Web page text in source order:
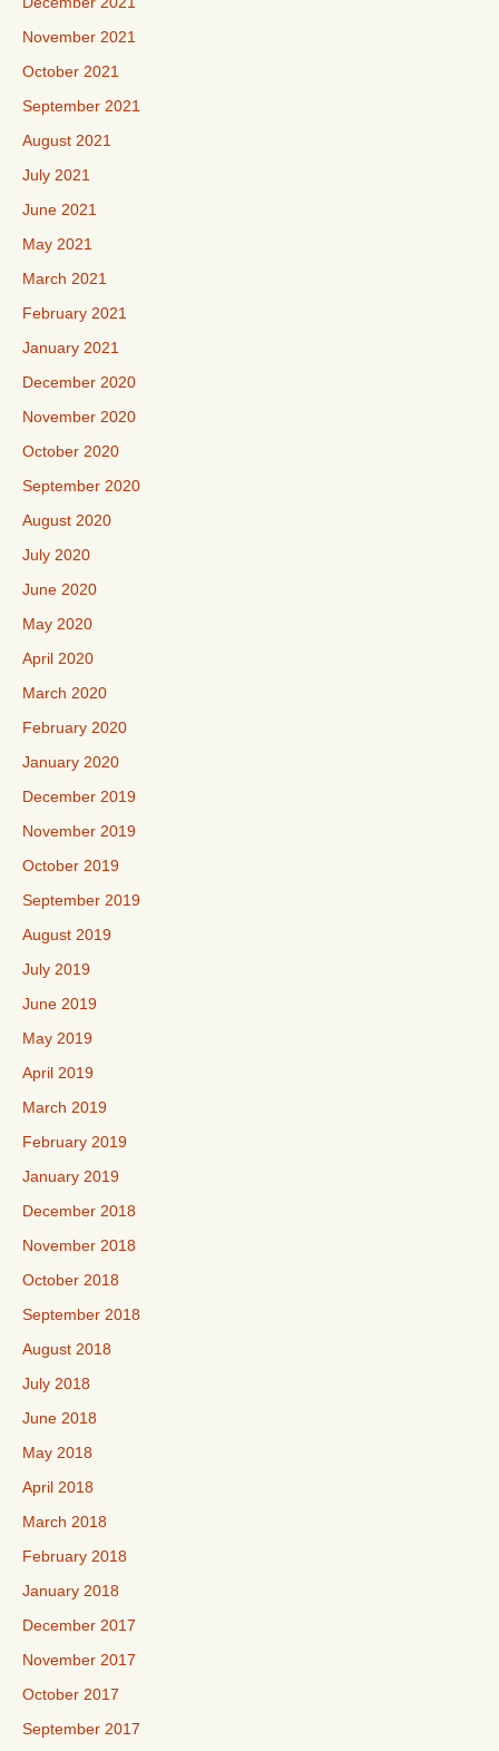
November 2021
October 2021
September 2021
August 2021
July 2021
June 2021
May 2021
March 2021
February 2021
January 2021
December 2020
November 2020
October 2020
September 2020
August 2020
July 2020
June 2020
May 2020
April 2020
March 2020
February 2020
January 2020
December 2019
November 2019
October 2019
September 2019
August 2019
July 2019
June 2019
May 2019
April 2019
March 2019
February 2019
January 2019
December 2018
November 2018
October 2018
September 2018
August 2018
July 2018
June 2018
May 2018
April 2018
March 2018
February 2018
January 2018
December 2017
November 2017
October 2017
September 2017